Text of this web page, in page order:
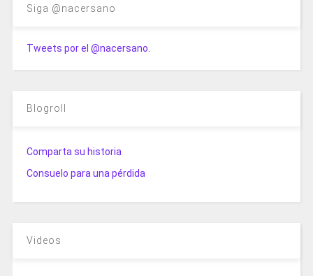
Siga @nacersano
Tweets por el @nacersano.
Blogroll
Comparta su historia
Consuelo para una pérdida
Videos